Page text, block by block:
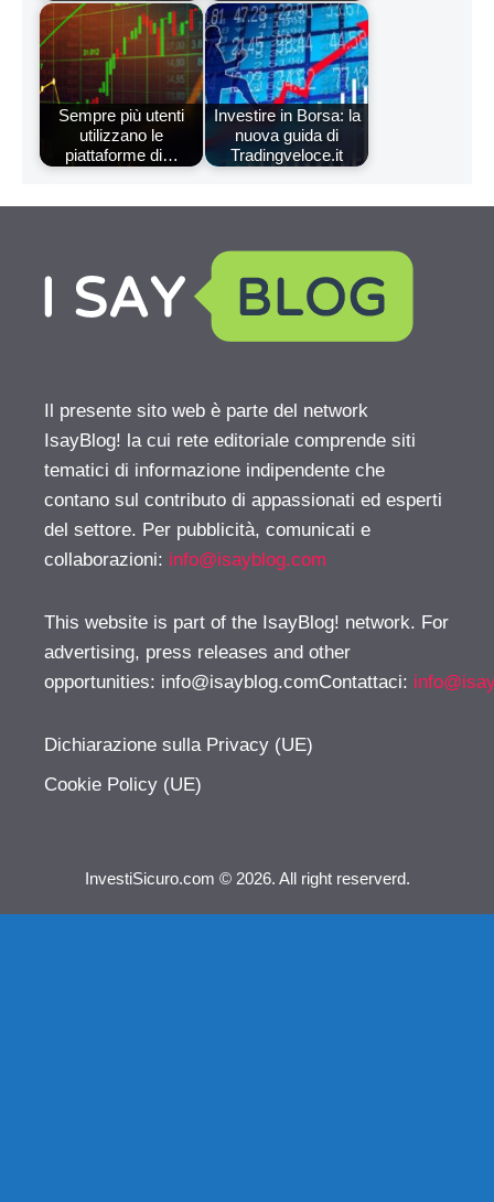
Sempre più utenti
utilizzano le
piattaforme di…
Investire in Borsa: la
nuova guida di
Tradingveloce.it
Il presente sito web è parte del network
IsayBlog! la cui rete editoriale comprende siti
tematici di informazione indipendente che
contano sul contributo di appassionati ed esperti
del settore. Per pubblicità, comunicati e
collaborazioni: info@isayblog.com
This website is part of the IsayBlog! network. For
advertising, press releases and other
opportunities: info@isayblog.comContattaci:
Dichiarazione sulla Privacy (UE)
Cookie Policy (UE)
InvestiSicuro.com © 2026. All right reserverd.